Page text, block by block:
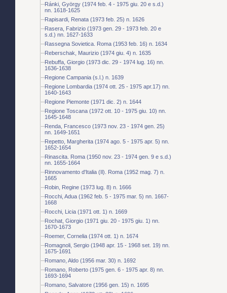
Ránki, György (1974 feb. 4 - 1975 giu. 20 e s.d.)
nn. 1618-1625
Rapisardi, Renata (1973 feb. 25) n. 1626
Rasera, Fabrizio (1973 gen. 29 - 1973 feb. 20 e
s.d.) nn. 1627-1633
Rassegna Sovietica. Roma (1953 feb. 16) n. 1634
Reberschak, Maurizio (1974 giu. 4) n. 1635
Rebuffa, Giorgio (1973 dic. 29 - 1974 lug. 16) nn.
1636-1638
Regione Campania (s.l.) n. 1639
Regione Lombardia (1974 ott. 25 - 1975 apr.17) nn.
1640-1643
Regione Piemonte (1971 dic. 2) n. 1644
Regione Toscana (1972 ott. 10 - 1975 giu. 10) nn.
1645-1648
Renda, Francesco (1973 nov. 23 - 1974 gen. 25)
nn. 1649-1651
Repetto, Margherita (1974 ago. 5 - 1975 apr. 5) nn.
1652-1654
Rinascita. Roma (1950 nov. 23 - 1974 gen. 9 e s.d.)
nn. 1655-1664
Rinnovamento d'Italia (Il). Roma (1952 mag. 7) n.
1665
Robin, Regine (1973 lug. 8) n. 1666
Rocchi, Adua (1962 feb. 5 - 1975 mar. 5) nn. 1667-
1668
Rocchi, Licia (1971 ott. 1) n. 1669
Rochat, Giorgio (1971 giu. 20 - 1975 giu. 1) nn.
1670-1673
Roemer, Cornelia (1974 ott. 1) n. 1674
Romagnoli, Sergio (1948 apr. 15 - 1968 set. 19) nn.
1675-1691
Romano, Aldo (1956 mar. 30) n. 1692
Romano, Roberto (1975 gen. 6 - 1975 apr. 8) nn.
1693-1694
Romano, Salvatore (1956 gen. 15) n. 1695